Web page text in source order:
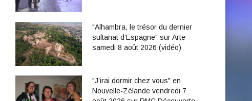
"Alhambra, le trésor du dernier
sultanat d’Espagne" sur Arte
samedi 8 août 2026 (vidéo)
"J’irai dormir chez vous" en
Nouvelle-Zélande vendredi 7